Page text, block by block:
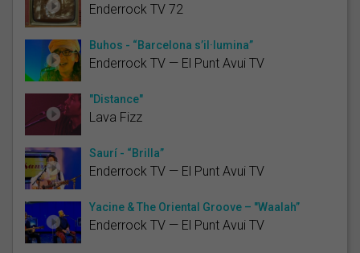
Enderrock TV 72
Buhos - “Barcelona s’il·lumina”
Enderrock TV — El Punt Avui TV
"Distance"
Lava Fizz
Saurí - “Brilla”
Enderrock TV — El Punt Avui TV
Yacine & The Oriental Groove – "Waalah”
Enderrock TV — El Punt Avui TV